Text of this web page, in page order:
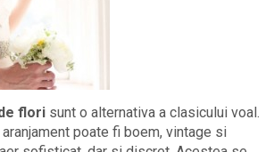
flori sunt o alternativa a clasicului voal.
poate fi boem, vintage si